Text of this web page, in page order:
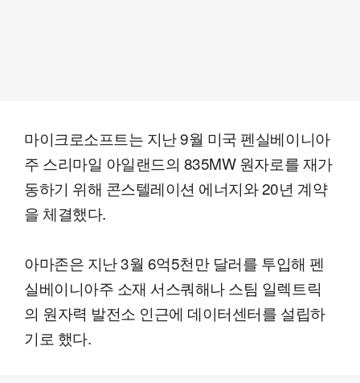
마이크로소프트는 지난 9월 미국 펜실베이니아
주 스리마일 아일랜드의 835MW 원자로를 재가
동하기 위해 콘스텔레이션 에너지와 20년 계약
을 체결했다.
아마존은 지난 3월 6억5천만 달러를 투입해 펜
실베이니아주 소재 서스쿼해나 스팀 일렉트릭
의 원자력 발전소 인근에 데이터센터를 설립하
기로 했다.